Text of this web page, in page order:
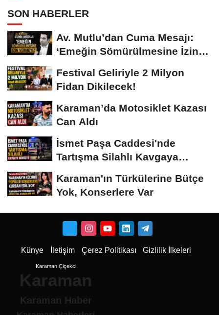
SON HABERLER
Av. Mutlu’dan Cuma Mesajı:
‘Emeğin Sömürülmesine İzin
Festival Geliriyle 2 Milyon
Fidan Dikilecek!
Karaman’da Motosiklet Kazası
Can Aldı
İsmet Paşa Caddesi'nde
Tartışma Silahlı Kavgaya
Karaman'ın Türkülerine Bütçe
Yok, Konserlere Var
Künye İletişim Çerez Politikası Gizlilik İlkeleri
Karaman Çiçekci
Karaman
Karaman Haber